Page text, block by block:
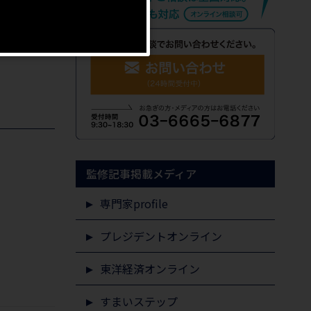
監修記事掲載メディア
専門家profile
プレジデントオンライン
東洋経済オンライン
すまいステップ